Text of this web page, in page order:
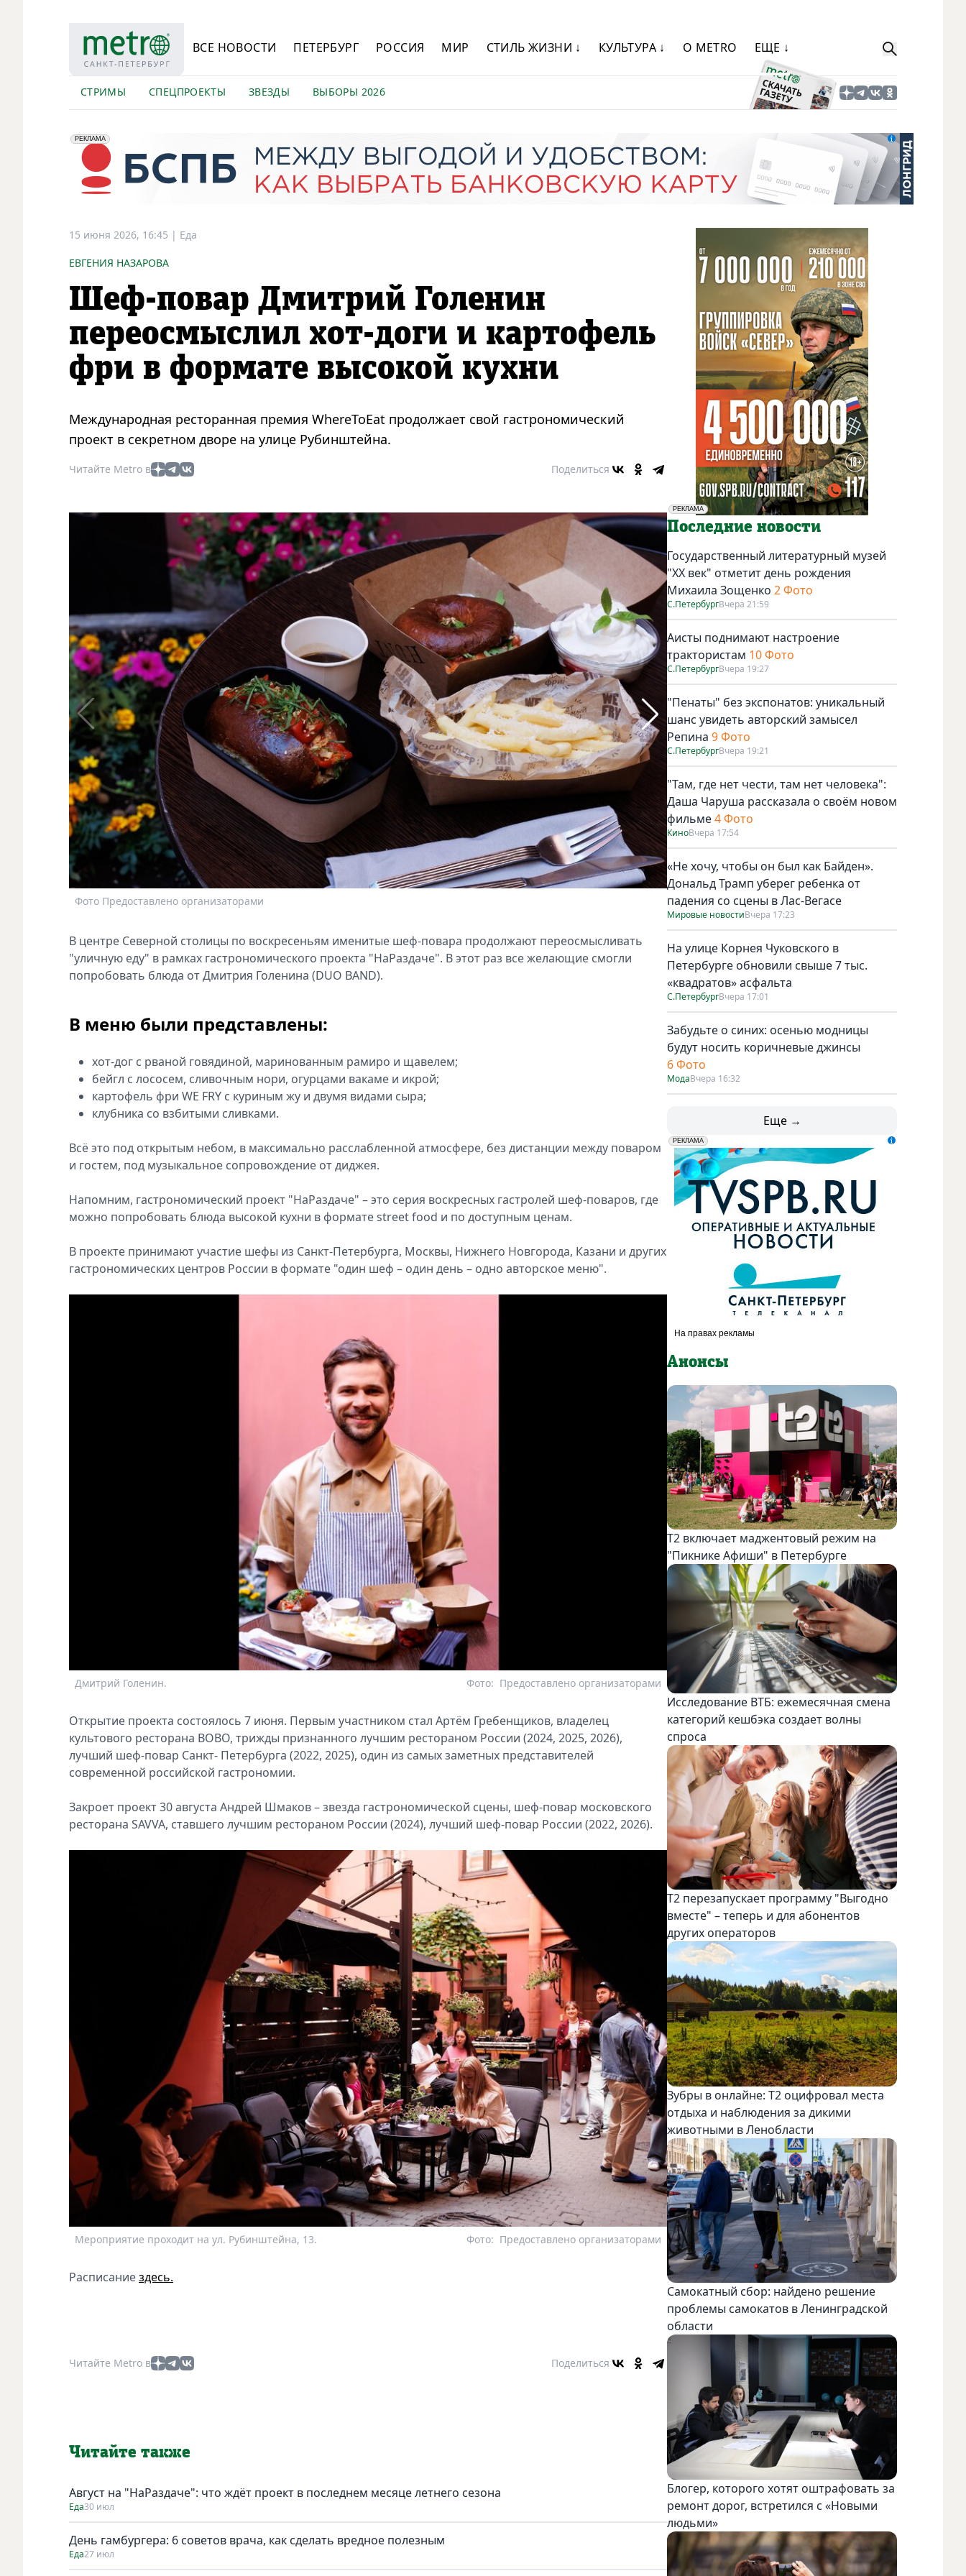
ВСЕ НОВОСТИ ПЕТЕРБУРГ РОССИЯ МИР СТИЛЬ ЖИЗНИ ↓ КУЛЬТУРА ↓ О METRO ЕЩЕ ↓
СТРИМЫ СПЕЦПРОЕКТЫ ЗВЕЗДЫ ВЫБОРЫ 2026
erid: 2VfnxyFybV5
РЕКЛАМА
ПАО "Банк "Санкт-Петербург", ИНН: 7831000027
15 июня 2026, 16:45 | Еда
ЕВГЕНИЯ НАЗАРОВА
Шеф-повар Дмитрий Голенин
переосмыслил хот-доги и картофель
фри в формате высокой кухни
Международная ресторанная премия WhereToEat продолжает свой гастрономический
проект в секретном дворе на улице Рубинштейна.
Читайте Metro в Поделиться
Фото Предоставлено организаторами Мероприятие проходит на ул. Рубинштейна, 13. Фото
В центре Северной столицы по воскресеньям именитые шеф-повара продолжают переосмысливать
"уличную еду" в рамках гастрономического проекта "НаРаздаче". В этот раз все желающие смогли
попробовать блюда от Дмитрия Голенина (DUO BAND).
В меню были представлены:
хот-дог с рваной говядиной, маринованным рамиро и щавелем;
бейгл с лососем, сливочным нори, огурцами вакаме и икрой;
картофель фри WE FRY с куриным жу и двумя видами сыра;
клубника со взбитыми сливками.
Всё это под открытым небом, в максимально расслабленной атмосфере, без дистанции между поваром
и гостем, под музыкальное сопровождение от диджея.
Напомним, гастрономический проект "НаРаздаче" – это серия воскресных гастролей шеф-поваров, где
можно попробовать блюда высокой кухни в формате street food и по доступным ценам.
В проекте принимают участие шефы из Санкт-Петербурга, Москвы, Нижнего Новгорода, Казани и других
гастрономических центров России в формате "один шеф – один день – одно авторское меню".
Дмитрий Голенин. Предоставлено организаторами
Фото:
Открытие проекта состоялось 7 июня. Первым участником стал Артём Гребенщиков, владелец
культового ресторана BOBO, трижды признанного лучшим рестораном России (2024, 2025, 2026),
лучший шеф-повар Санкт- Петербурга (2022, 2025), один из самых заметных представителей
современной российской гастрономии.
Закроет проект 30 августа Андрей Шмаков – звезда гастрономической сцены, шеф-повар московского
ресторана SAVVA, ставшего лучшим рестораном России (2024), лучший шеф-повар России (2022, 2026).
Мероприятие проходит на ул. Рубинштейна, 13. Предоставлено организаторами
Фото:
Расписаниездесь.
Читайте Metro в Поделиться
Читайте также
Август на "НаРаздаче": что ждёт проект в последнем месяце летнего сезона
Еда30 июл
День гамбургера: 6 советов врача, как сделать вредное полезным
Еда27 июл
РЕКЛАМА
Социальная реклама
Последние новости
Государственный литературный музей
"ХХ век" отметит день рождения
Михаила Зощенко 2 Фото
С.ПетербургВчера 21:59
Аисты поднимают настроение
трактористам 10 Фото
С.ПетербургВчера 19:27
"Пенаты" без экспонатов: уникальный
шанс увидеть авторский замысел
Репина 9 Фото
С.ПетербургВчера 19:21
"Там, где нет чести, там нет человека":
Даша Чаруша рассказала о своём новом
фильме4 Фото
КиноВчера 17:54
«Не хочу, чтобы он был как Байден».
Дональд Трамп уберег ребенка от
падения со сцены в Лас-Вегасе
Мировые новостиВчера 17:23
На улице Корнея Чуковского в
Петербурге обновили свыше 7 тыс.
«квадратов» асфальта
С.ПетербургВчера 17:01
Забудьте о синих: осенью модницы
будут носить коричневые джинсы
6 Фото
МодаВчера 16:32
Еще →
erid: LdtCK5udn
РЕКЛАМА
АО "ГАТР", ИНН: 7841320717
Анонсы
Т2 включает маджентовый режим на
"Пикнике Афиши" в Петербурге
Исследование ВТБ: ежемесячная смена
категорий кешбэка создает волны
спроса
Т2 перезапускает программу "Выгодно
вместе" – теперь и для абонентов
других операторов
Зубры в онлайне: Т2 оцифровал места
отдыха и наблюдения за дикими
животными в Ленобласти
Самокатный сбор: найдено решение
проблемы самокатов в Ленинградской
области
Блогер, которого хотят оштрафовать за
ремонт дорог, встретился с «Новыми
людьми»